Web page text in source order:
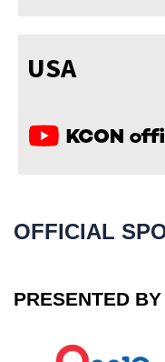
USA
OFFICIAL
PRESENTED BY